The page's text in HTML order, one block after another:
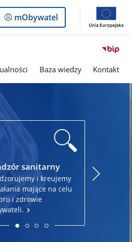
Logowanie
do
mObywatel
Baza wiedzy Kontakt
sanitarny
i kreujemy
mające na celu
i zdrowie